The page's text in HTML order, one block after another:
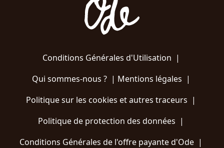
Conditions Générales d'Utilisation |
Qui sommes-nous ?| Mentions légales |
Politique sur les cookies et autres traceurs |
Politique de protection des données |
Conditions Générales de l'offre payante d'Ode |